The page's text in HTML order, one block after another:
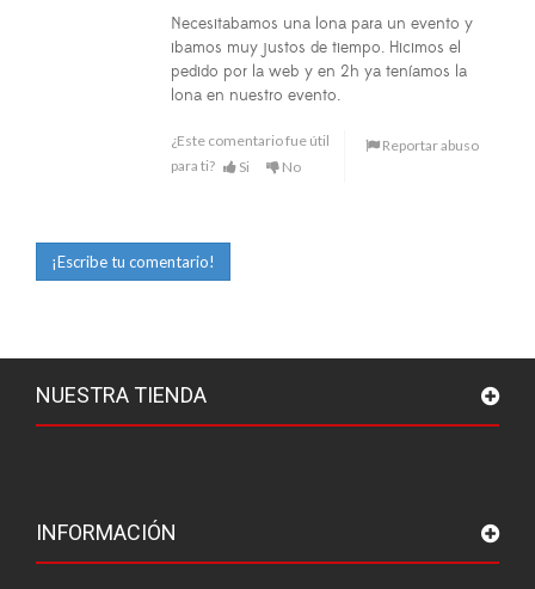
Necesitabamos una lona para un evento y
ibamos muy justos de tiempo. Hicimos el
pedido por la web y en 2h ya teníamos la
lona en nuestro evento.
¿Este comentario fue útil
para ti?
Si No
Reportar abuso
¡Escribe tu comentario!
NUESTRA TIENDA
INFORMACIÓN